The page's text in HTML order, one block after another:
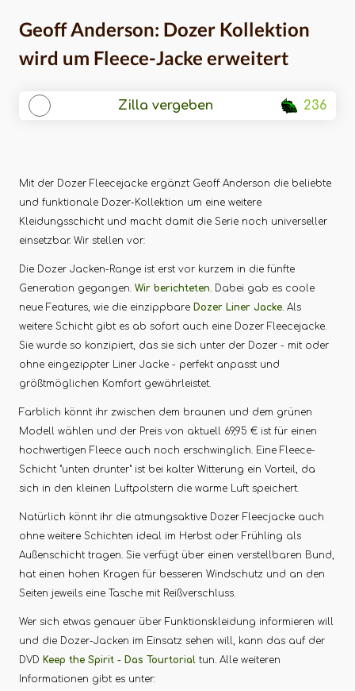
Geoff Anderson: Dozer Kollektion
wird um Fleece-Jacke erweitert
Zilla vergeben 236
Mit der Dozer Fleecejacke ergänzt Geoff Anderson die beliebte
und funktionale Dozer-Kollektion um eine weitere
Kleidungsschicht und macht damit die Serie noch universeller
einsetzbar. Wir stellen vor:
Die Dozer Jacken-Range ist erst vor kurzem in die fünfte
Generation gegangen. Wir berichteten . Dabei gab es coole
neue Features, wie die einzippbare Dozer Liner Jacke . Als
weitere Schicht gibt es ab sofort auch eine Dozer Fleecejacke.
Sie wurde so konzipiert, das sie sich unter der Dozer - mit oder
ohne eingezippter Liner Jacke - perfekt anpasst und
größtmöglichen Komfort gewährleistet.
Farblich könnt ihr zwischen dem braunen und dem grünen
Modell wählen und der Preis von aktuell 69,95 € ist für einen
hochwertigen Fleece auch noch erschwinglich. Eine Fleece-
Schicht "unten drunter" ist bei kalter Witterung ein Vorteil, da
sich in den kleinen Luftpolstern die warme Luft speichert.
Natürlich könnt ihr die atmungsaktive Dozer Fleecjacke auch
ohne weitere Schichten ideal im Herbst oder Frühling als
Außenschicht tragen. Sie verfügt über einen verstellbaren Bund,
hat einen hohen Kragen für besseren Windschutz und an den
Seiten jeweils eine Tasche mit Reißverschluss.
Wer sich etwas genauer über Funktionskleidung informieren will
und die Dozer-Jacken im Einsatz sehen will, kann das auf der
DVD Keep the Spirit - Das Tourtorial tun. Alle weiteren
Informationen gibt es unter: